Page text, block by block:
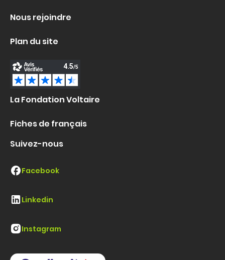
Nous rejoindre
Plan du site
La Fondation Voltaire
Fiches de français
Suivez-nous
Facebook
Linkedin
Instagram